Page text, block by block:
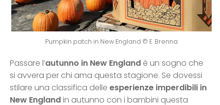
Pumpkin patch in New England © E. Brenna
Passare l’autunno in New England è un sogno che
si avvera per chi ama questa stagione. Se dovessi
stilare una classifica delle esperienze imperdibili in
New Englandin autunno con i bambini questa